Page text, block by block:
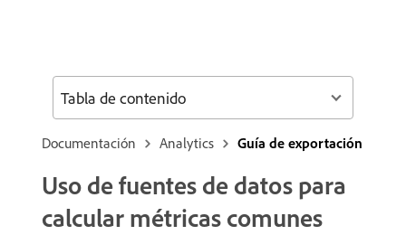
Documentación Analytics Guía de exportación
Uso de fuentes de datos para
calcular métricas comunes
Tabla de contenido